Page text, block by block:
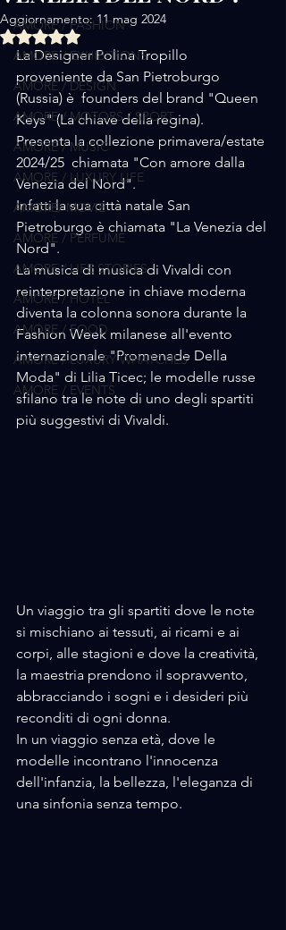
AMORE / FASHION
AMORE / EXHIBITIONS
AMORE / DESIGN
AMORE / MOTORS / SPORT
AMORE / MUSIC
AMORE / LUXURY LIFE
AMORE/ MOVIE
AMORE / PERFUME
AMORE / LIFE STORIES
AMORE / HOTEL
AMORE / FOOD
AMORE / LUXURY WHATCHES
AMORE / EVENTS
Aggiornamento: 11 mag 2024
Valutazione NaN stelle su 5.
La Designer Polina Tropillo
proveniente da San Pietroburgo
(Russia) è  founders del brand "Queen
Keys" (La chiave della regina).
Presenta la collezione primavera/estate
2024/25  chiamata "Con amore dalla
Venezia del Nord".
Infatti la sua città natale San
Pietroburgo è chiamata "La Venezia del
Nord".
La musica di musica di Vivaldi con
reinterpretazione in chiave moderna
diventa la colonna sonora durante la
Fashion Week milanese all'evento
internazionale "Promenade Della
Moda" di Lilia Ticec; le modelle russe
sfilano tra le note di uno degli spartiti
più suggestivi di Vivaldi.
Un viaggio tra gli spartiti dove le note
si mischiano ai tessuti, ai ricami e ai
corpi, alle stagioni e dove la creatività,
la maestria prendono il sopravvento,
abbracciando i sogni e i desideri più
reconditi di ogni donna.
In un viaggio senza età, dove le
modelle incontrano l'innocenza
dell'infanzia, la bellezza, l'eleganza di
una sinfonia senza tempo.